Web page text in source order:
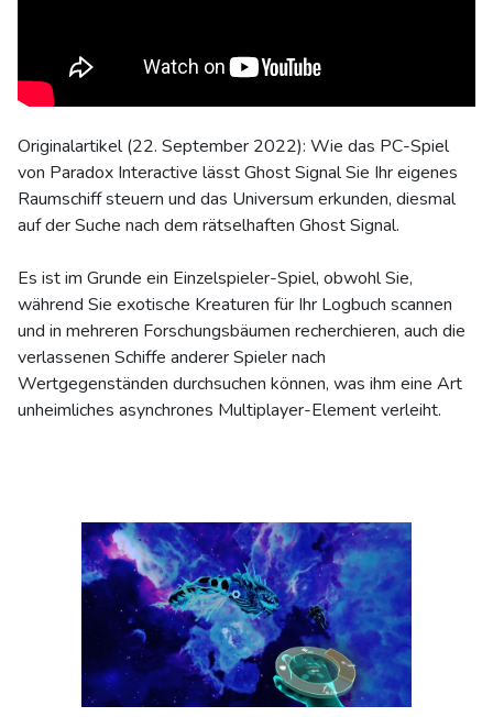
Originalartikel (22. September 2022): Wie das PC-Spiel
von Paradox Interactive lässt Ghost Signal Sie Ihr eigenes
Raumschiff steuern und das Universum erkunden, diesmal
auf der Suche nach dem rätselhaften Ghost Signal.
Es ist im Grunde ein Einzelspieler-Spiel, obwohl Sie,
während Sie exotische Kreaturen für Ihr Logbuch scannen
und in mehreren Forschungsbäumen recherchieren, auch die
verlassenen Schiffe anderer Spieler nach
Wertgegenständen durchsuchen können, was ihm eine Art
unheimliches asynchrones Multiplayer-Element verleiht.